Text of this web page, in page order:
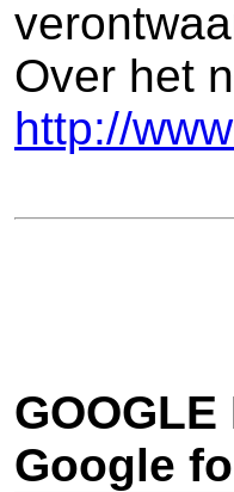
Over het
http://
Google